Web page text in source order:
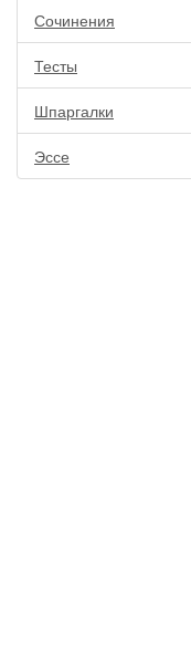
Сочинения
Тесты
Шпаргалки
Эссе